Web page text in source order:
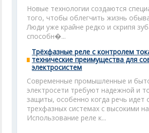
Новые технологии создаются
того, чтобы облегчить жизнь
Люди уже крайне редко и скрипя
способн�...
Трёхфазные реле с контролем
технические преимущества для
электросистем
Современные промышленные и
электросети требуют надежной и
защиты, особенно когда речь идет
трехфазных системах с высокими
Использование реле к...